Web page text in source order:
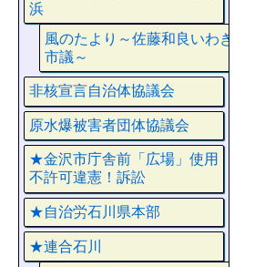
浜
風のたより～佐藤和良いわき
市議～
非核宣言自治体協議会
原水爆被害者団体協議会
★金沢市庁舎前「広場」使用
不許可違憲！訴訟
★自治労石川県本部
★連合石川